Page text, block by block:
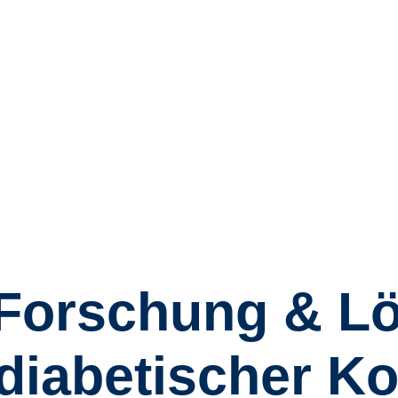
&